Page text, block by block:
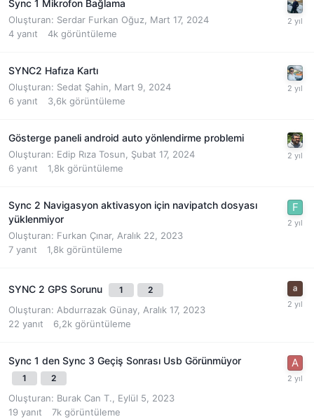
Sync 1 Mikrofon Bağlama
Oluşturan: Serdar Furkan Oğuz Mart 17, 2024
4 yanıt 4k görüntüleme
SYNC2 Hafıza Kartı
Oluşturan: Sedat Şahin
Mart 9, 2024
6 yanıt 3,6k görüntüleme
Gösterge paneli android auto yönlendirme problemi
Oluşturan: Edip Rıza Tosun
Şubat 17, 2024
6 yanıt 1,8k görüntüleme
Sync 2 Navigasyon aktivasyon için navipatch dosyası
yüklenmiyor
Oluşturan: Furkan Çınar, Aralık 22, 2023
7 yanıt 1,8k görüntüleme
SYNC 2 GPS Sorunu 1 2
Oluşturan: Abdurrazak Günay Aralık 17, 2023
22 yanıt 6,2k görüntüleme
Sync 1 den Sync 3 Geçiş Sonrası Usb Görünmüyor
1 2
Oluşturan: Burak Can T.
Eylül 5, 2023
19 yanıt 7k görüntüleme